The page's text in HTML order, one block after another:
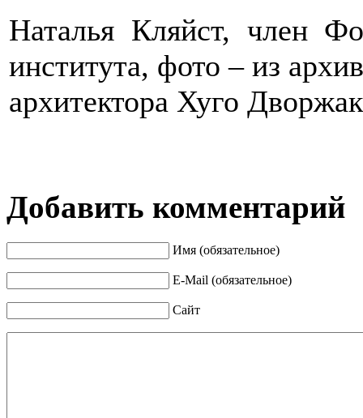
Наталья Кляйст, член
института, фото – из
архитектора Хуго
Добавить комментарий
Имя (обязательное)
E-Mail (обязательное)
Сайт